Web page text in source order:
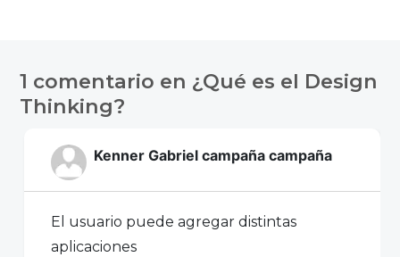
1 comentario en ¿Qué es el Design
Thinking?
Kenner Gabriel campaña campaña
El usuario puede agregar distintas
aplicaciones